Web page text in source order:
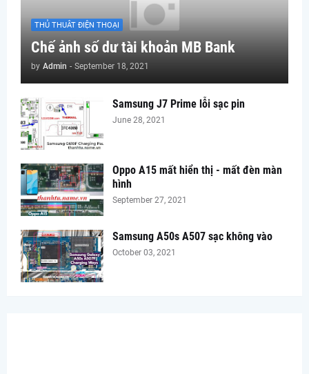
THỦ THUÂT ĐIỆN THOẠI
Chế ảnh số dư tài khoản MB Bank
by Admin - September 18, 2021
Samsung J7 Prime lỗi sạc pin
June 28, 2021
Oppo A15 mất hiển thị - mất đèn màn
hình
September 27, 2021
Samsung A50s A507 sạc không vào
October 03, 2021